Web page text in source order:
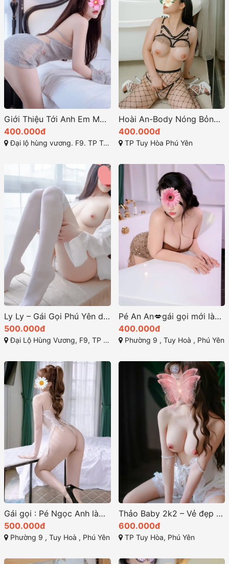
Giới Thiệu Tới Anh Em Một Em Hàng Gia Linh 1998 Cực Ngon – Đặc Sản Chất Lượng Cao
400.000đ
Đại lộ hùng vương. F9. TP Tuy Hoà
Hoài An-Body Nóng Bỏng, Mông Đầm Chắc Cong Cớn, Làm Tình Nhiệt Tình Hết Mình
400.000đ
TP Tuy Hòa Phú Yên
Ly Ly – Gái Gọi Phú Yên dáng mi nhon xinh đẹp dâm đãng, chiều khách hết mình
500.000đ
Đại Lộ Hùng Vương, F9, TP Tuy hòa, Phú Yên
Pé An An💋gái gọi mới làm web,bé dễ thương chiều khách hết mình
400.000đ
Phường 9 , Tuy Hoà , Phú Yên
Gái gọi : Pé Ngọc Anh làm việc tại phường 9 , Tuy Hoà Phú Yên
500.000đ
Phường 9 , Tuy Hoà , Phú Yên
Thảo Baby 2k2 – Vẻ đẹp cực quyến rũ từ Gai Goi Tuy Hoa, Phú Yên
600.000đ
TP Tuy Hòa, Phú Yên